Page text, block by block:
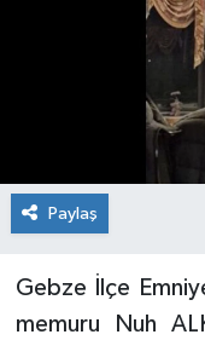
Paylaş
Gebze İlçe
memuru Nuh